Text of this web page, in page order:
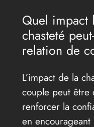
Quel impact
chasteté
relation de
L’impact de la
couple peut être
renforcer la
en